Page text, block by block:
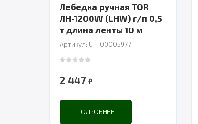
Лебедка ручная TOR
ЛН-1200W (LHW) г/п 0,5
т длина ленты 10 м
Артикул: UT-00005977
2 447 ₽
ПОДРОБНЕЕ